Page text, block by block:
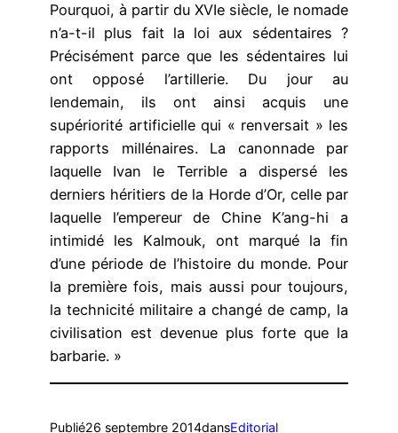
Pourquoi, à partir du XVIe siècle, le nomade
n’a-t-il plus fait la loi aux sédentaires ?
Précisément parce que les sédentaires lui
ont opposé l’artillerie. Du jour au
lendemain, ils ont ainsi acquis une
supériorité artificielle qui « renversait » les
rapports millénaires. La canonnade par
laquelle Ivan le Terrible a dispersé les
derniers héritiers de la Horde d’Or, celle par
laquelle l’empereur de Chine K’ang-hi a
intimidé les Kalmouk, ont marqué la fin
d’une période de l’histoire du monde. Pour
la première fois, mais aussi pour toujours,
la technicité militaire a changé de camp, la
civilisation est devenue plus forte que la
barbarie. »
Publié26 septembre 2014dansEditorial